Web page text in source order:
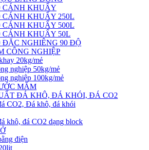
CÁNH KHUẤY
CÁNH KHUẤY 250L
CÁNH KHUẤY 500L
CÁNH KHUẤY 50L
ĐẶC NGHIÊNG 90 ĐỘ
CÔNG NGHIỆP
20kg/mẻ
nghiệp 50kg/mẻ
nghiệp 100kg/mẻ
MẮM
ĐÁ KHÔ, ĐÁ KHÓI, ĐÁ CO2
CO2, Đá khô, đá khói
khô, đá CO2 dạng block
điện